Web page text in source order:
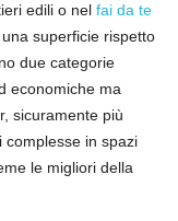
edili o nel fai da te
superficie rispetto
due categorie
economiche ma
sicuramente più
complesse in spazi
le migliori della